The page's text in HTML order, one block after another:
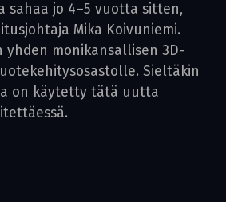
sahaa jo 4–5 vuotta sitten,
Mika Koivuniemi.
yhden monikansallisen 3D-
Sieltäkin
on käytetty tätä uutta